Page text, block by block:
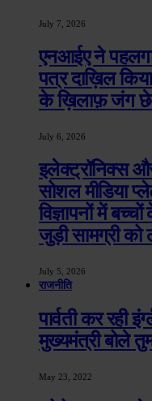
July 7, 2026
एनआईए ने
पत्र दाख़िल
के ख़िलाफ़ जंग
July 6, 2026
इलेक्ट्रॉनिक्स
सोशल मीडिया
विज्ञापनों में
जुड़ी सामग्री को
July 5, 2026
राजनीति
पार्वती कर रही
मुख्यमंत्री बोले
May 23, 2022